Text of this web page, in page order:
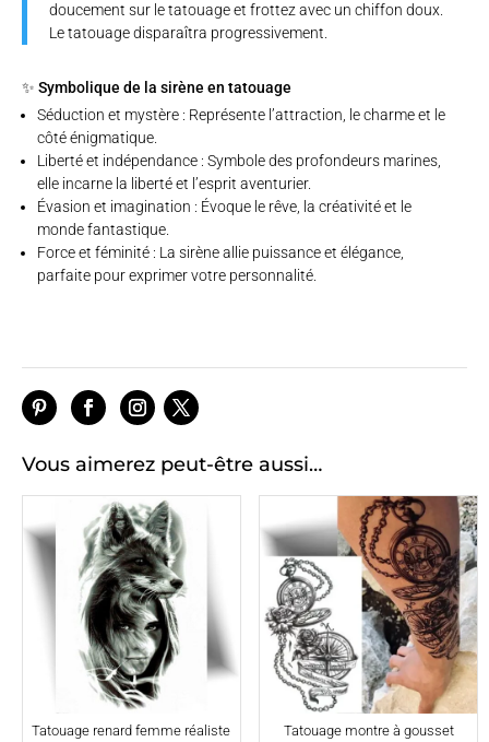
doucement sur le tatouage et frottez avec un chiffon doux.
Le tatouage disparaîtra progressivement.
✨ Symbolique de la sirène en tatouage
Séduction et mystère : Représente l’attraction, le charme et le
côté énigmatique.
Liberté et indépendance : Symbole des profondeurs marines,
elle incarne la liberté et l’esprit aventurier.
Évasion et imagination : Évoque le rêve, la créativité et le
monde fantastique.
Force et féminité : La sirène allie puissance et élégance,
parfaite pour exprimer votre personnalité.
Vous aimerez peut-être aussi…
Tatouage renard femme réaliste Tatouage montre à gousset